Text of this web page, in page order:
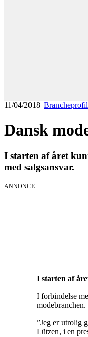
11/04/2018| Brancheprofil
Dansk
I starten af året
med salgsansvar.
ANNONCE
I starten af
I forbindelse
modebranchen.
”Jeg er utrolig
Lützen, i en